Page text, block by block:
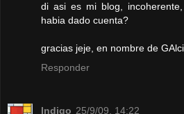
di asi es mi blog,
habia dado cuenta?
gracias jeje, en nombre de
Responder
Indigo 25/9/09, 14:22